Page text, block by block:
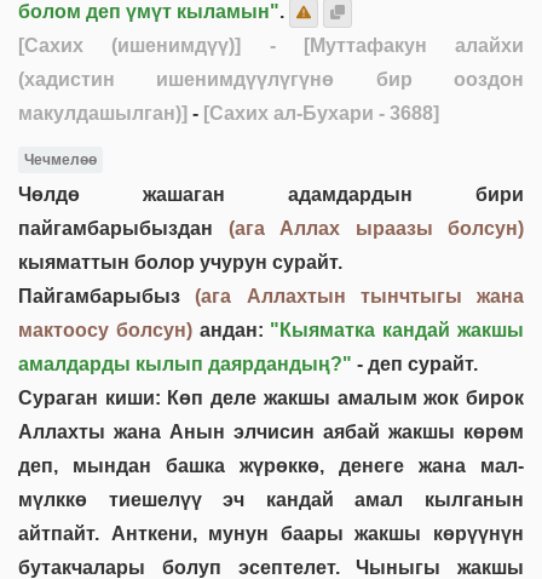
болом деп үмүт кыламын".
[Сахих (ишенимдүү)]
- [Муттафакун алайхи
(хадистин ишенимдүүлүгүнө бир ооздон
макулдашылган)] - [Сахих ал-Бухари - 3688]
Чечмелөө
Чөлдө жашаган адамдардын бири
пайгамбарыбыздан (ага Аллах ыраазы болсун)
кыяматтын болор учурун сурайт.
Пайгамбарыбыз(ага Аллахтын тынчтыгы жана
мактоосу болсун)андан: "Кыяматка кандай жакшы
амалдарды кылып даярдандың?" - деп сурайт.
Сураган киши: Көп деле жакшы амалым жок бирок
Аллахты жана Анын элчисин аябай жакшы көрөм
деп, мындан башка жүрөккө, денеге жана мал-
мүлккө тиешелүү эч кандай амал кылганын
айтпайт. Анткени, мунун баары жакшы көрүүнүн
бутакчалары болуп эсептелет. Чыныгы жакшы